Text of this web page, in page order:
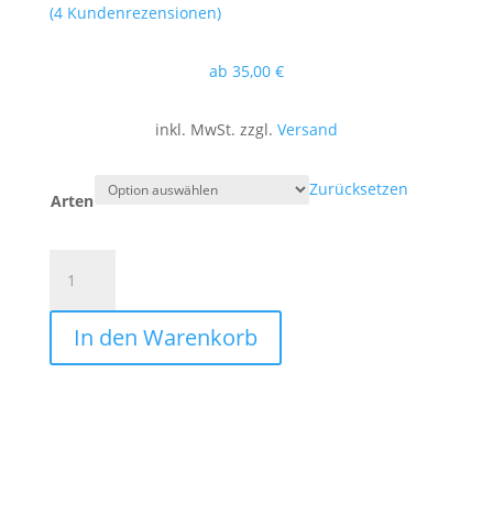
(4Kundenrezensionen)
ab 35,00 €
inkl. MwSt. zzgl. Versand
Arten
Zurücksetzen
Paket
|
Reicht
Euch
In den Warenkorb